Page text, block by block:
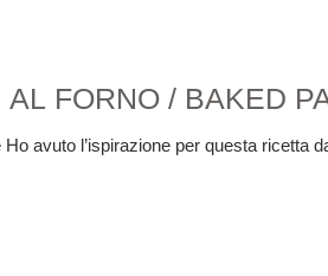
AL FORNO / BAKED
questa ricetta da una foto pubblicata da Jamie Oliver su Instagram. La